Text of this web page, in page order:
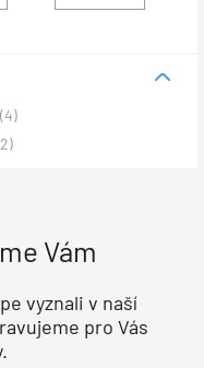
(4)
Vám
vyznali v naší
pro Vás